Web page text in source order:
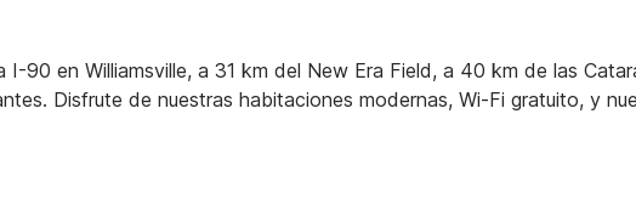
90 en Williamsville, a 31 km del New Era Field, a 40 km de las
Disfrute de nuestras habitaciones modernas, Wi-Fi gratuito, y